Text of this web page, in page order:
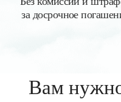
за досрочное
Вам